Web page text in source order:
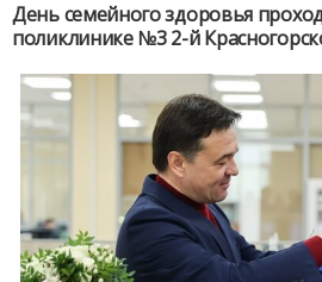
День семейного здоровья
поликлинике №3 2-й